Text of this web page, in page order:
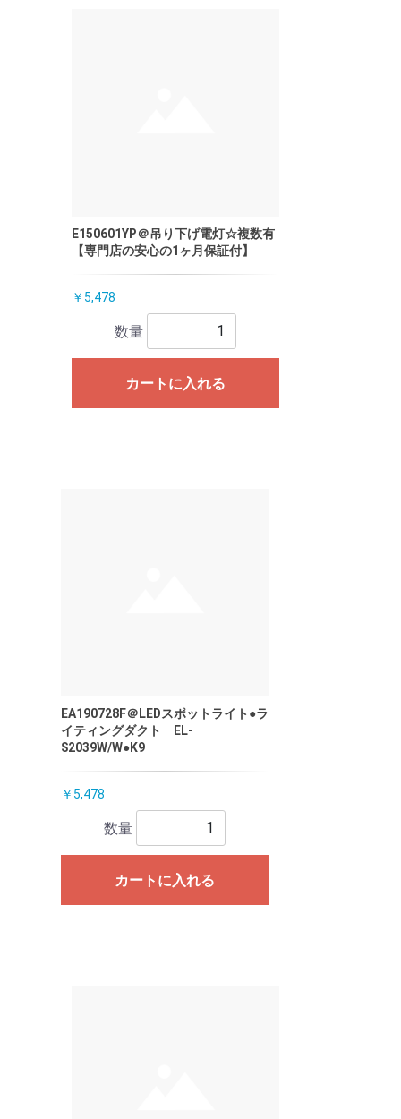
E150601YP＠吊り下げ電灯☆複数有
【専門店の安心の1ヶ月保証付】
￥5,478
数量
カートに入れる
EA190728F＠LEDスポットライト●ラ
イティングダクト EL-
S2039W/W●K9
￥5,478
数量
カートに入れる